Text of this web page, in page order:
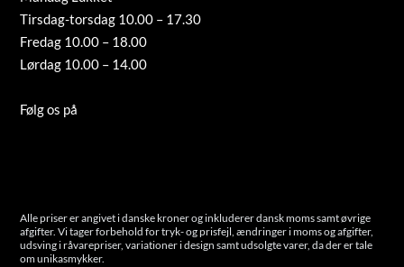
Tirsdag-torsdag 10.00 – 17.30
Fredag 10.00 – 18.00
Lørdag 10.00 – 14.00
Følg os på
Alle priser er angivet i danske kroner og inkluderer dansk moms samt øvrige
afgifter. Vi tager forbehold for tryk- og prisfejl, ændringer i moms og afgifter,
udsving i råvarepriser, variationer i design samt udsolgte varer, da der er tale
om unikasmykker.